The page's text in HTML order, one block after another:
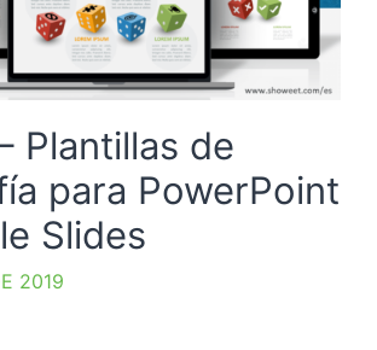
Plantillas de
para PowerPoint
Slides
2019